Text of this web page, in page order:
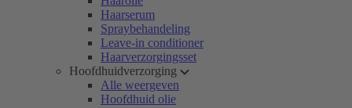
Haarserum
Spraybehandeling
Leave-in conditioner
Haarverzorgingsset
Hoofdhuidverzorging
Alle weergeven
Hoofdhuid olie